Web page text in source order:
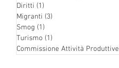
Diritti (1)
Migranti (3)
Smog (1)
Turismo (1)
Commissione Attività Produttive